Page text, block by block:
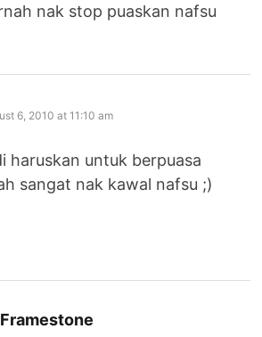
nak stop puaskan nafsu
6, 2010 at 11:10 am
haruskan untuk berpuasa
sangat nak kawal nafsu ;)